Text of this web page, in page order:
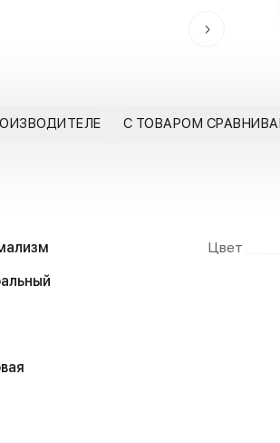
С ТОВАРОМ
Цвет